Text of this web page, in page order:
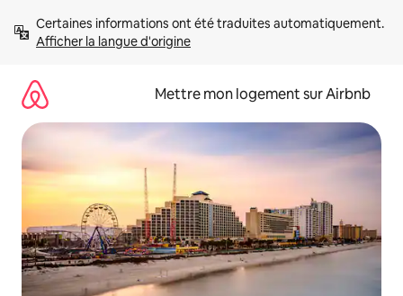
directement
Afficher la langue d'origine
Mettre mon logement sur Airbnb